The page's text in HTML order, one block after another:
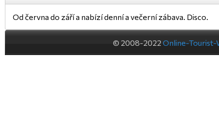
Od června do září a nabízí denní a večerní zábava. Disco.
© 2008-2022 Online-